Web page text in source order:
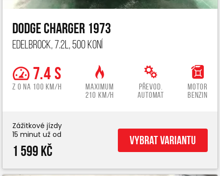
Dodge Charger 1973
Edelbrock, 7.2L, 500 koní
7.4 s
z 0 na 100 km/h
Maximum
210 km/h
Převod.
automat
Motor
benzin
Zážitkové jízdy
15 minut už od
1 599 Kč
Vybrat variantu